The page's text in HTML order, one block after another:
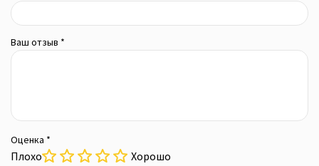
Ваш отзыв *
Оценка *
Плохо Хорошо